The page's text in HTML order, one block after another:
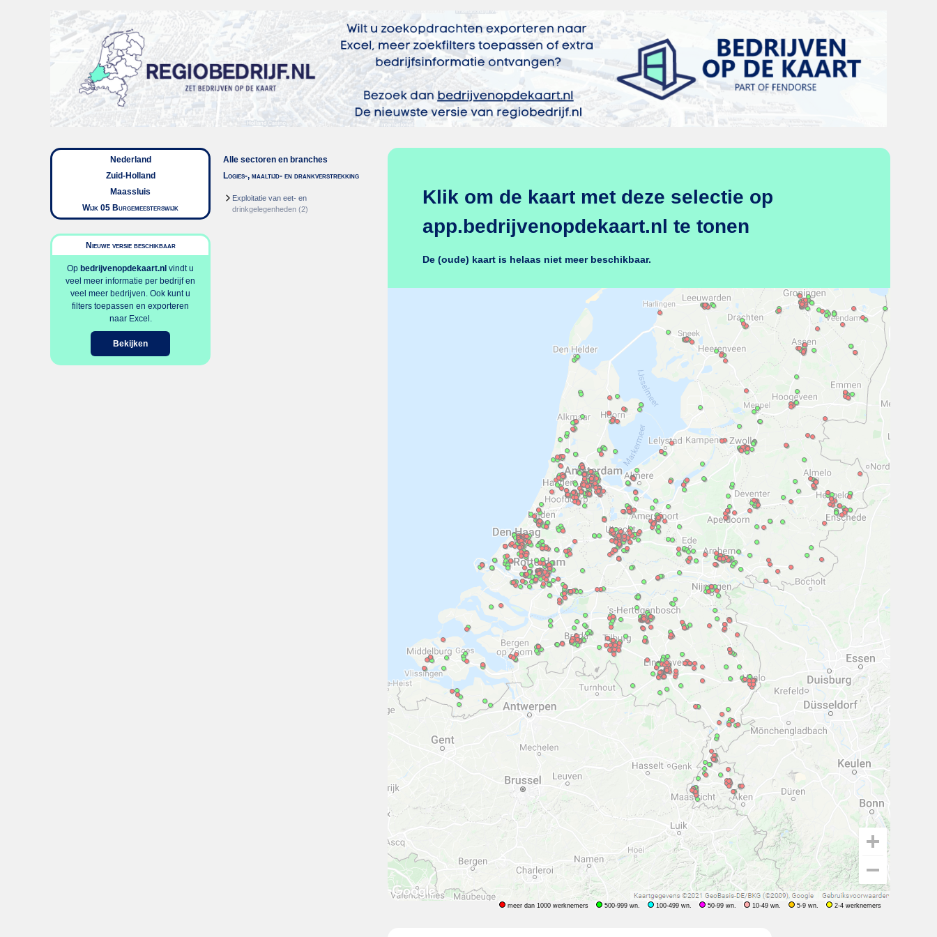
Nederland
Zuid-Holland
Maassluis
Wijk 05 Burgemeesterswijk
Nieuwe versie beschikbaar
Op bedrijvenopdekaart.nl vindt u
veel meer informatie per bedrijf en
veel meer bedrijven. Ook kunt u
filters toepassen en exporteren
naar Excel.
Bekijken
Alle sectoren en branches
Logies-, maaltijd- en drankverstrekking
Exploitatie van eet- en
drinkgelegenheden (2)
Klik om de kaart met deze selectie op
app.bedrijvenopdekaart.nl te tonen
De (oude) kaart is helaas niet meer beschikbaar.
meer dan 1000 werknemers 500-999 wn. 100-499 wn. 50-99 wn. 10-49 wn. 5-9 wn. 2-4 werknemers